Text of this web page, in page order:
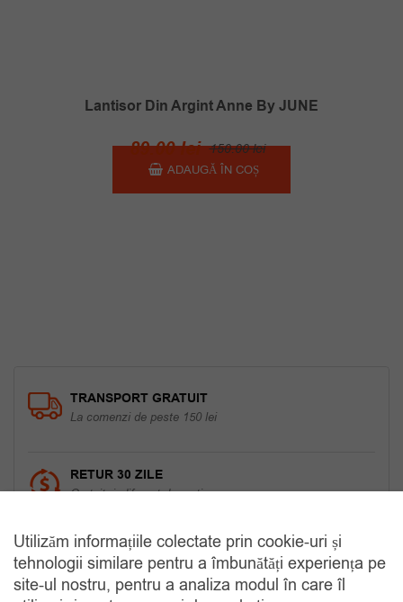
Lantisor Din Argint Anne By JUNE
150.00lei
Prețul
inițial
a
89.00leiPrețul
curent
este:
ADAUGĂ ÎN COȘ
TRANSPORT GRATUIT
La comenzi de peste 150 lei
RETUR 30 ZILE
Gratuit, indiferent de motiv
COMANDA TELEFONIC
Tel. 0770420114
Utilizăm informațiile colectate prin cookie-uri și
tehnologii similare pentru a îmbunătăți experiența pe
site-ul nostru, pentru a analiza modul în care îl